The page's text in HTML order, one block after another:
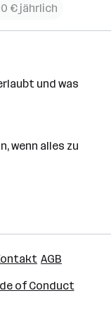
€ jährlich
und was
wenn alles zu
AGB
of Conduct